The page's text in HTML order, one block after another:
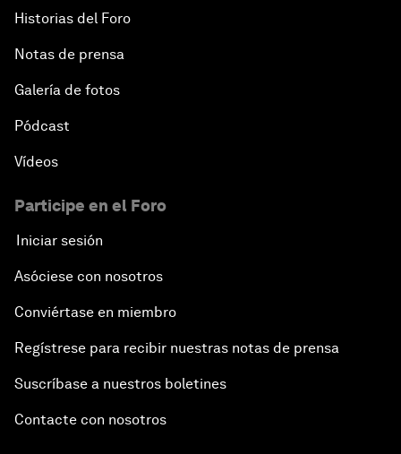
Historias del Foro
Notas de prensa
Galería de fotos
Pódcast
Vídeos
Participe en el Foro
Iniciar sesión
Asóciese con nosotros
Conviértase en miembro
Regístrese para recibir nuestras notas de prensa
Suscríbase a nuestros boletines
Contacte con nosotros